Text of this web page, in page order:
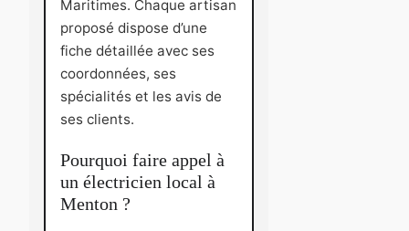
Maritimes. Chaque artisan
proposé dispose d’une
fiche détaillée avec ses
coordonnées, ses
spécialités et les avis de
ses clients.
Pourquoi faire appel à
un électricien local à
Menton ?